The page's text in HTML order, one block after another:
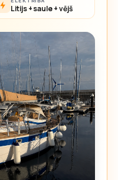
Litijs + saule + vējš